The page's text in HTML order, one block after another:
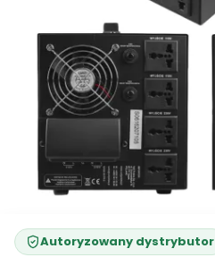
Autoryzowany dystrybutor